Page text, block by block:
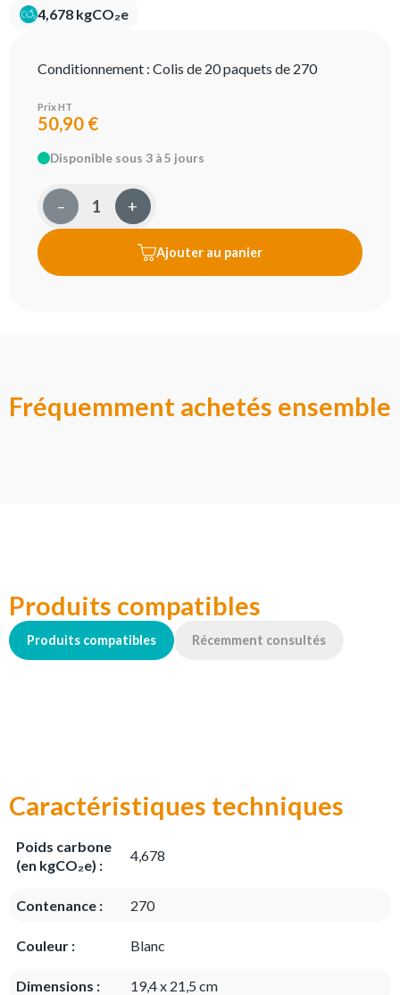
4,678 kgCO₂e
Conditionnement : Colis de 20 paquets de 270
Prix HT
50,90 €
Disponible sous 3 à 5 jours
– +
Ajouter au panier
Fréquemment achetés ensemble
Produits compatibles
Produits compatibles Récemment consultés
Caractéristiques techniques
Poids carbone
(en kgCO₂e) :
4,678
Contenance : 270
Couleur : Blanc
Dimensions : 19,4 x 21,5 cm